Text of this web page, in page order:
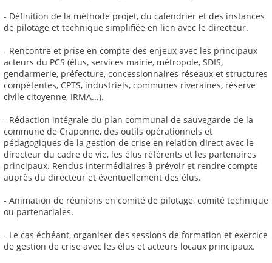
- Définition de la méthode projet, du calendrier et des instances
de pilotage et technique simplifiée en lien avec le directeur.
- Rencontre et prise en compte des enjeux avec les principaux
acteurs du PCS (élus, services mairie, métropole, SDIS,
gendarmerie, préfecture, concessionnaires réseaux et structures
compétentes, CPTS, industriels, communes riveraines, réserve
civile citoyenne, IRMA...).
- Rédaction intégrale du plan communal de sauvegarde de la
commune de Craponne, des outils opérationnels et
pédagogiques de la gestion de crise en relation direct avec le
directeur du cadre de vie, les élus référents et les partenaires
principaux. Rendus intermédiaires à prévoir et rendre compte
auprès du directeur et éventuellement des élus.
- Animation de réunions en comité de pilotage, comité technique
ou partenariales.
- Le cas échéant, organiser des sessions de formation et exercice
de gestion de crise avec les élus et acteurs locaux principaux.